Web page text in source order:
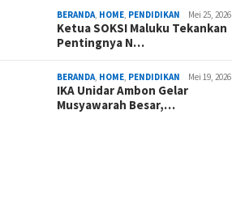
BERANDA HOME PENDIDIKAN Mei 25, 2026
Ketua SOKSI Maluku Tekankan
Pentingnya N…
BERANDA HOME PENDIDIKAN Mei 19, 2026
IKA Unidar Ambon Gelar
Musyawarah Besar,…